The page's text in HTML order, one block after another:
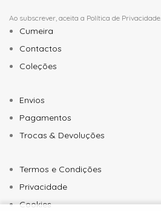
Ao subscrever, aceita a Política de Privacidade
Cumeira
Contactos
Coleções
Envios
Pagamentos
Trocas & Devoluções
Termos e Condições
Privacidade
Cookies